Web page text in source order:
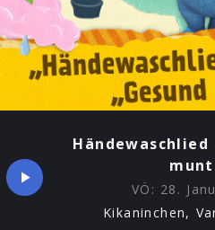
Händewaschlied
VÖ: 28.
Kikaninchen,